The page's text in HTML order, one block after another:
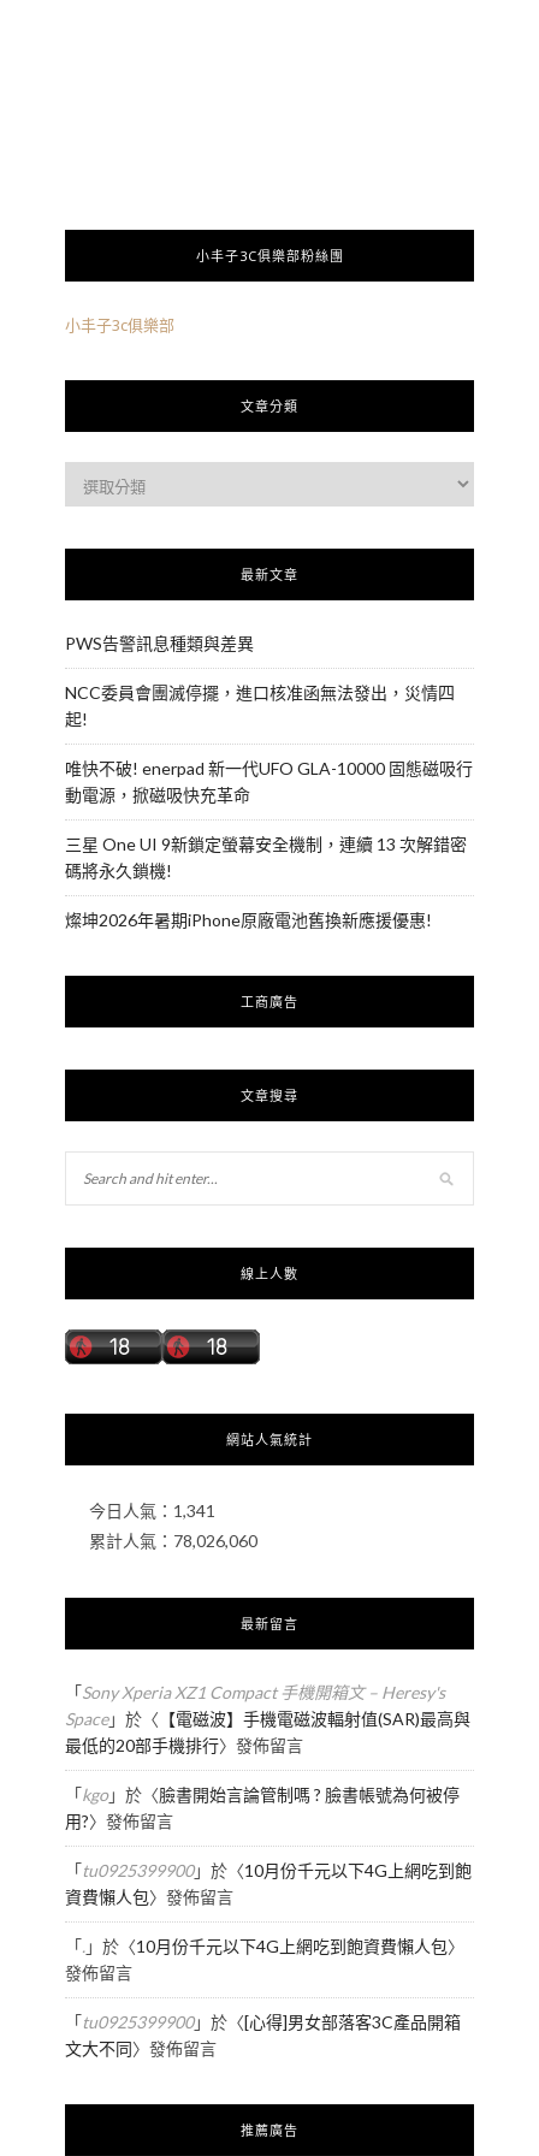
小丰子3C俱樂部粉絲團
小丰子3c俱樂部
文章分類
最新文章
PWS告警訊息種類與差異
NCC委員會團滅停擺，進口核准函無法發出，災情四
起!
唯快不破! enerpad 新一代UFO GLA-10000 固態磁吸行
動電源，掀磁吸快充革命
三星 One UI 9新鎖定螢幕安全機制，連續 13 次解錯密
碼將永久鎖機!
燦坤2026年暑期iPhone原廠電池舊換新應援優惠!
工商廣告
文章搜尋
線上人數
網站人氣統計
今日人氣： 1,341
累計人氣： 78,026,060
最新留言
「Sony Xperia XZ1 Compact 手機開箱文 – Heresy's
Space」於〈 【電磁波】手機電磁波輻射值(SAR)最高與
最低的20部手機排行〉發佈留言
「kgo」於〈臉書開始言論管制嗎 ? 臉書帳號為何被停
用?〉發佈留言
「tu0925399900」於〈10月份千元以下4G上網吃到飽
資費懶人包〉發佈留言
「.」於〈10月份千元以下4G上網吃到飽資費懶人包〉
發佈留言
「tu0925399900」於〈[心得]男女部落客3C產品開箱
文大不同〉發佈留言
推薦廣告